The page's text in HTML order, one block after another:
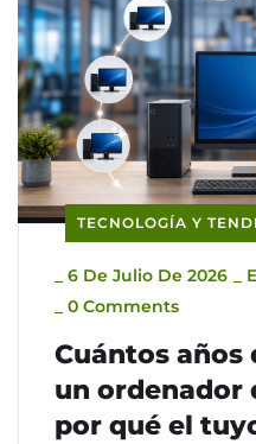
TECNOLOGÍA Y
6 De Julio De 2026
0 Comments
Cuántos años
un ordenador
por qué el